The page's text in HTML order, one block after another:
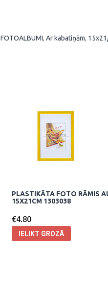
FOTOALBUMI, Ar kabatiņām,
PLASTIKĀTA FOTO RĀMIS
15X21CM 1303038
€4.80
IELIKT GROZĀ